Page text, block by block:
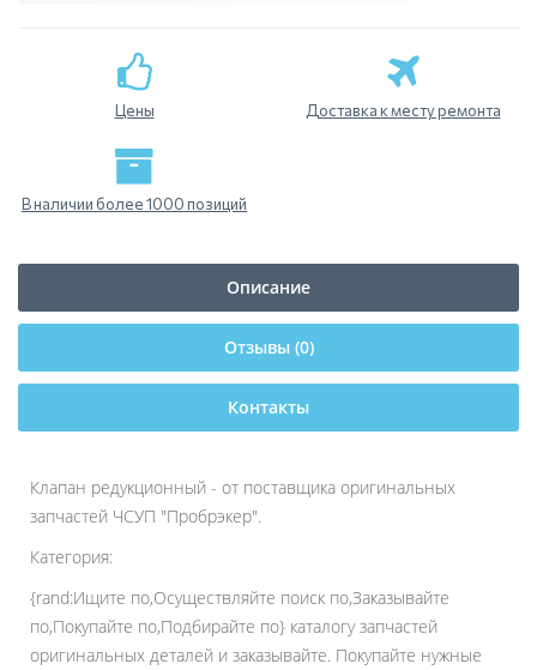
Цены Доставка к месту ремонта
В наличии более 1000 позиций
Описание
Отзывы (0)
Контакты
Клапан редукционный - от поставщика оригинальных
запчастей ЧСУП "Пробрэкер".
Категория:
{rand:Ищите по,Осуществляйте поиск по,Заказывайте
по,Покупайте по,Подбирайте по} каталогу запчастей
оригинальных деталей и заказывайте. Покупайте нужные